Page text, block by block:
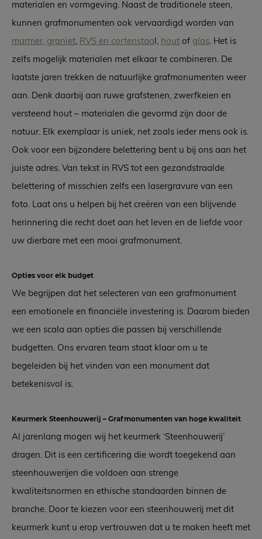
materialen en vormgeving. Naast de traditionele steen,
kunnen grafmonumenten ook vervaardigd worden van
marmer, graniet, RVS en cortenstaal, hout of glas. Het is
zelfs mogelijk materialen met elkaar te combineren. De
laatste jaren trekken de natuurlijke grafmonumenten weer
aan. Denk daarbij aan ruwe grafstenen, zwerfkeien en
versteend hout – materialen die gevormd zijn door de
natuur. Elk exemplaar is uniek, net zoals ieder mens ook is.
Ook voor een bijzondere belettering bent u bij ons aan het
juiste adres. Van tekst in RVS tot een gezandstraalde
belettering of misschien zelfs een lasergravure van een
foto. Laat ons u helpen bij het creëren van een blijvende
herinnering die recht doet aan het leven en de liefde voor
uw dierbare met een mooi grafmonument.
Opties voor elk budget
We begrijpen dat het selecteren van een grafmonument
een emotionele en financiële investering is. Daarom bieden
we een scala aan opties die passen bij verschillende
budgetten. Ons ervaren team staat klaar om u te
begeleiden bij het vinden van een monument dat
betekenisvol is.
Keurmerk Steenhouwerij – Grafmonumenten van hoge kwaliteit
Al jarenlang mogen wij het keurmerk ‘Steenhouwerij’
dragen. Dit is een certificering die wordt toegekend aan
steenhouwerijen die voldoen aan strenge
kwaliteitsnormen en ethische standaarden binnen de
branche. Door te kiezen voor een steenhouwerij met dit
keurmerk kunt u erop vertrouwen dat u te maken heeft met